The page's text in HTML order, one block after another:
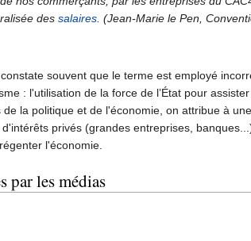
des salaires . (Jean-Marie le Pen,
souvent que le terme est employé
: l'utilisation de la force de l’État pour
la politique et de l'économie, on attribue à
privés (grandes entreprises,
l'économie.
par les médias